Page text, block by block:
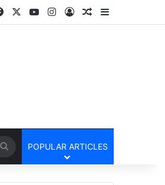
FacebookYouTubeInstagram
Log InRandom Article
Sidebar
Search
for
POPULAR ARTICLES